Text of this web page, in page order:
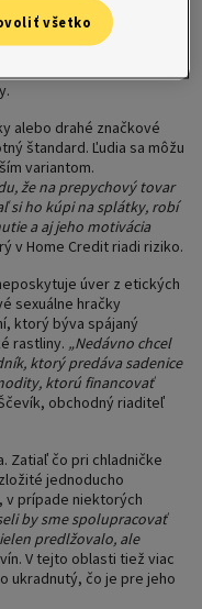
Home Creditu. Úverové
ktorý stojí menej ako
suma, ktorú by zákazníci
alebo drahé značkové
štandard. Ľudia sa môžu
variantom.
že na prepychový tovar
si ho kúpi na splátky, robí
a aj jeho motivácia
v Home Credit riadi riziko.
úver z etických
sexuálne hračky
ktorý býva spájaný
rastliny. „Nedávno chcel
ktorý predáva sadenice
ktorú financovať
obchodný riaditeľ
Zatiaľ čo pri chladničke
jednoducho
v prípade niektorých
by sme spolupracovať
predlžovalo, ale
V tejto oblasti tiež viac
ukradnutý, čo je pre jeho
všetko